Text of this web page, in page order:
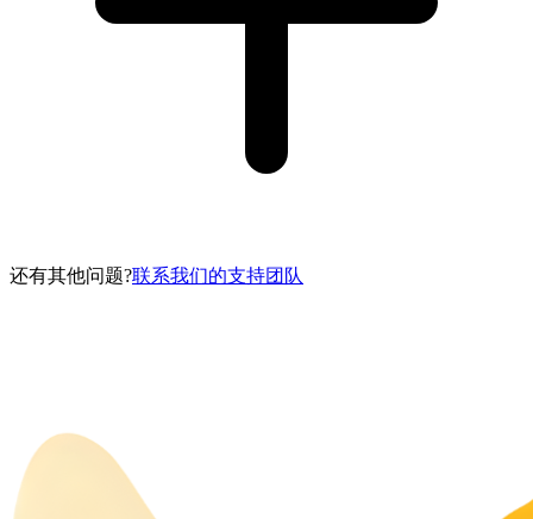
还有其他问题?联系我们的支持团队